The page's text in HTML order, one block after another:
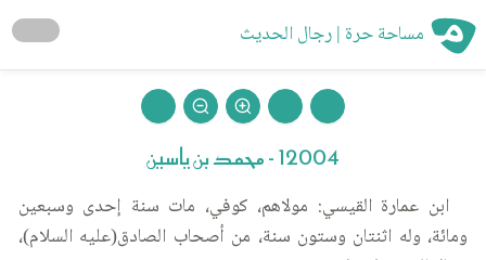
مساحة حرة | رجال الحديث
12004 - محمد بن ياسين
ابن عمارة القيسي: مولاهم، كوفي، مات سنة إحدى وسبعين
ومائة، وله اثنتان وستون سنة، من أصحاب الصادق(عليه السلام)،